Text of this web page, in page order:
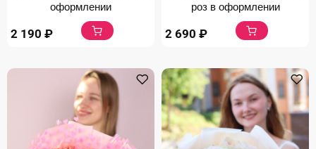
оформлении
2 190 ₽
роз в оформлении
2 690 ₽